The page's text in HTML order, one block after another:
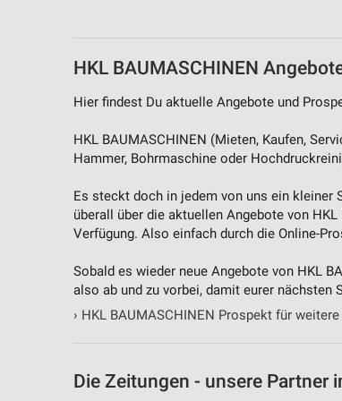
HKL BAUMASCHINEN
Hier findest Du aktuelle Angebote und
HKL BAUMASCHINEN (Mieten, Kaufen,
Hammer, Bohrmaschine oder
Es steckt doch in jedem von uns ein kleiner
überall über die aktuellen Angebote von
Verfügung. Also einfach durch die Online-
Sobald es wieder neue Angebote von HKL
also ab und zu vorbei, damit eurer nächsten
› HKL BAUMASCHINEN Prospekt für
Die Zeitungen - unsere Partner